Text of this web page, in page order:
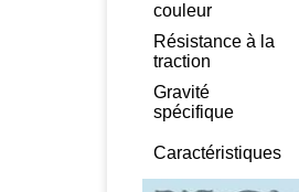
couleur
Résistance à la
traction
Gravité
spécifique
Caractéristiques